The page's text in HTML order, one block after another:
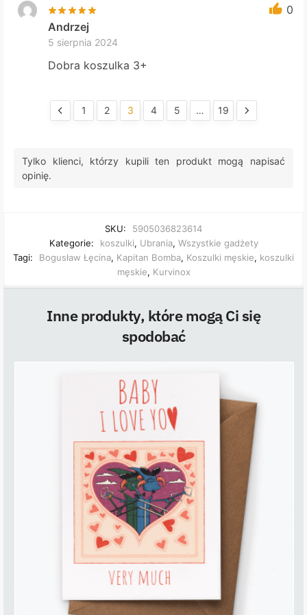
0
Andrzej
5 sierpnia 2024
Dobra koszulka 3+
1 2 3 4 5 … 19
Tylko klienci, którzy kupili ten produkt mogą napisać
opinię.
SKU:
5905036823614
Kategorie:
koszulki, Ubrania, Wszystkie gadżety
Tagi:
Bogusław Łęcina, Kapitan Bomba, Koszulki męskie, koszulki
męskie, Kurvinox
Inne produkty, które mogą Ci się
spodobać